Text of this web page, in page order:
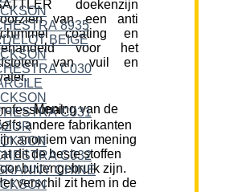
doekenzijn
van een anti
coating en
voor het
van vuil en
van de professional:
andere fabrikanten
anoniem van mening
dit de beste stoffen
buitengebruik zijn.
verschil zit hem in de